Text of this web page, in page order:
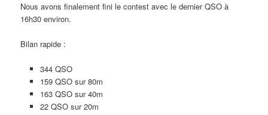
Nous avons finalement fini le contest avec le dernier QSO à
16h30 environ.
Bilan rapide :
344 QSO
159 QSO sur 80m
163 QSO sur 40m
22 QSO sur 20m